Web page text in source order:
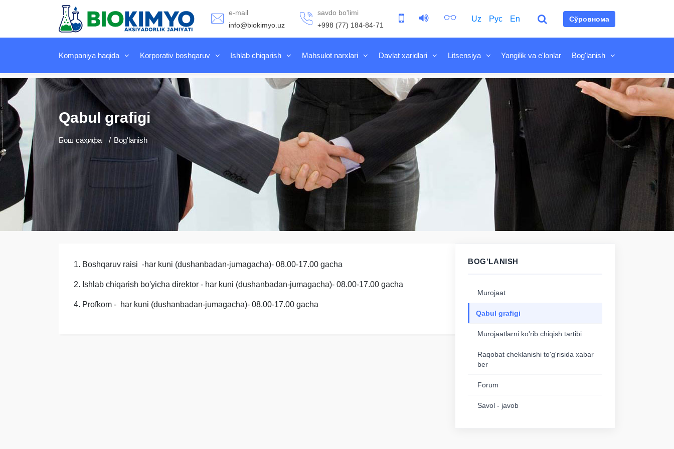
e-mail
info@biokimyo.uz
savdo bo'limi
+998 (77) 184-84-71
Uz Рус En Сўровнома
Kompaniya haqida Korporativ boshqaruv Ishlab chiqarish Mahsulot narxlari Davlat xaridlari Litsensiya Yangilik va e'lonlar Bog'lanish
Qabul grafigi
Бош саҳифа Bog'lanish
1. Boshqaruv raisi -har kuni (dushanbadan-jumagacha)- 08.00-17.00 gacha
2. Ishlab chiqarish bo'yicha direktor - har kuni (dushanbadan-jumagacha)- 08.00-17.00 gacha
4. Profkom - har kuni (dushanbadan-jumagacha)- 08.00-17.00 gacha
BOG'LANISH
Murojaat
Qabul grafigi
Murojaatlarni ko'rib chiqish tartibi
Raqobat cheklanishi to'g'risida xabar
ber
Forum
Savol - javob